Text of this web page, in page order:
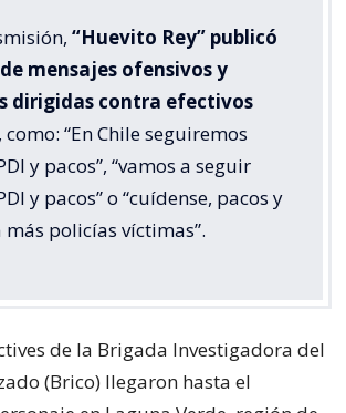
“Huevito Rey” publicó
mensajes ofensivos y
dirigidas contra efectivos
, como: “En Chile seguiremos
y pacos”, “vamos a seguir
y pacos” o “cuídense, pacos y
más policías víctimas”.
de la Brigada Investigadora del
(Brico) llegaron hasta el